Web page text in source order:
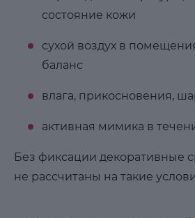
состояние кожи
сухой воздух в
баланс
влага, прикосновения,
активная мимика в
Без фиксации декоративные
не рассчитаны на такие